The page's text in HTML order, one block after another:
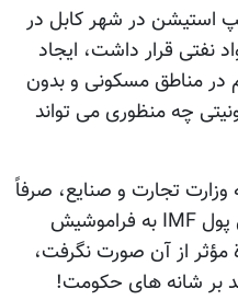
استیشن در شهر کابل در
نفتی قرار داشت، ایجاد
مناطق مسکونی و بدون
چه منظوری می تواند
تجارت و صنایع، صرفاً
به دلیل مخالفت سازمان جهانی پول IMF به فراموشیش
مؤثر از آن صورت نگرفت،
بر شانه های حکومت!